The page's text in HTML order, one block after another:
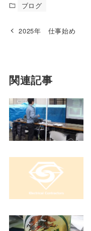
ブログ
2025年 仕事始め
関連記事